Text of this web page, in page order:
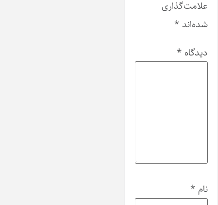
علامت‌گذاری
شده‌اند *
دیدگاه *
نام *